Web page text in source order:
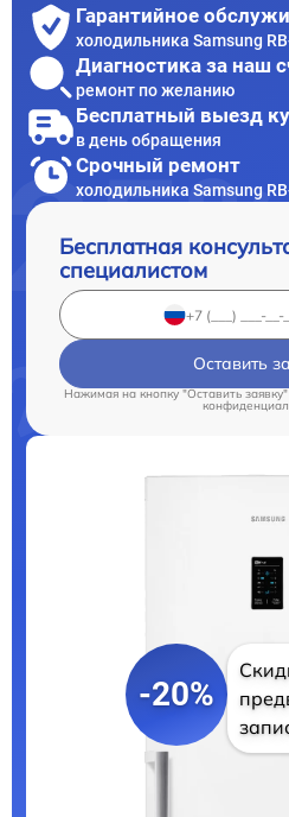
Гарантийное
холодильника Samsung
Диагностика за наш
ремонт по желанию
Бесплатный выезд
в день обращения
Срочный ремонт
холодильника Samsung
Бесплатная
специалистом
Оставить
Нажимая на кнопку "Оставить
-20%